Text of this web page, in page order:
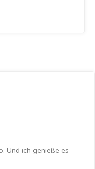
Und ich genieße es